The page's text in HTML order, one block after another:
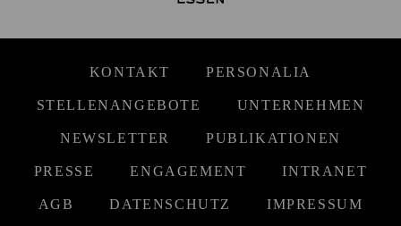
KONTAKT PERSONALIA
STELLENANGEBOTE UNTERNEHMEN
NEWSLETTER PUBLIKATIONEN
PRESSE ENGAGEMENT INTRANET
AGB DATENSCHUTZ IMPRESSUM